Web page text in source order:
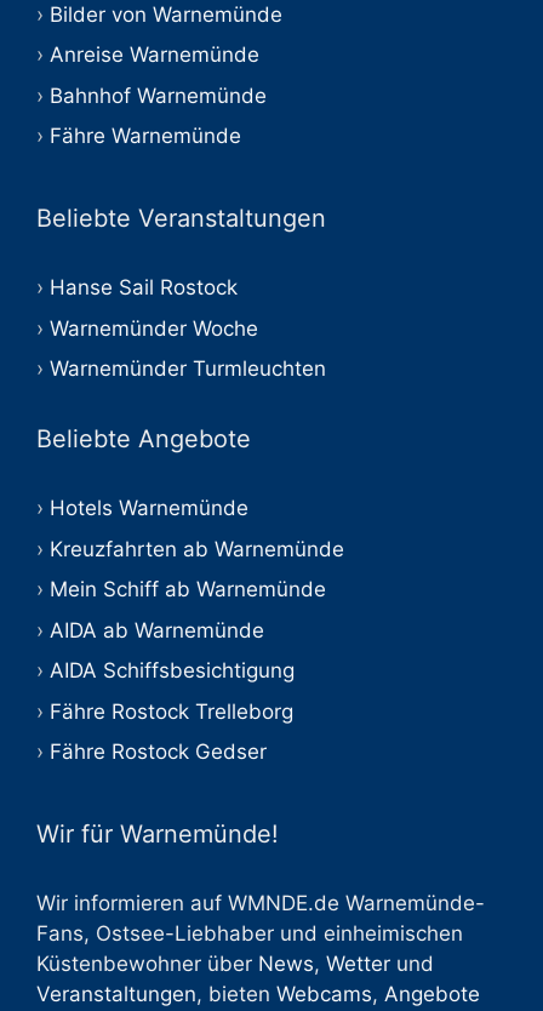
Bilder von Warnemünde
Anreise Warnemünde
Bahnhof Warnemünde
Fähre Warnemünde
Beliebte Veranstaltungen
Hanse Sail Rostock
Warnemünder Woche
Warnemünder Turmleuchten
Beliebte Angebote
Hotels Warnemünde
Kreuzfahrten ab Warnemünde
Mein Schiff ab Warnemünde
AIDA ab Warnemünde
AIDA Schiffsbesichtigung
Fähre Rostock Trelleborg
Fähre Rostock Gedser
Wir für Warnemünde!
Wir informieren auf WMNDE.de Warnemünde-
Fans, Ostsee-Liebhaber und einheimischen
Küstenbewohner über News, Wetter und
Veranstaltungen, bieten Webcams, Angebote